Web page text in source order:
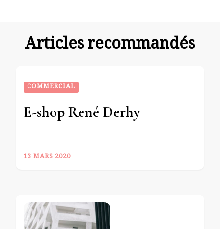
Articles recommandés
COMMERCIAL
E-shop René Derhy
13 MARS 2020